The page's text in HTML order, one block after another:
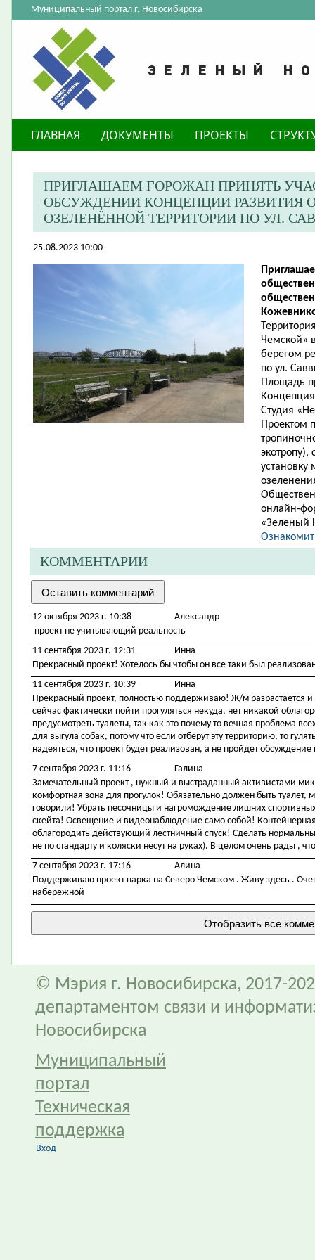
Муниципальный портал г. Новосибирска
ГЛАВНАЯ ДОКУМЕНТЫ ПРОЕКТЫ
ПРИГЛАШАЕМ ГОРОЖАН ПРИНЯТЬ
ОБСУЖДЕНИИ КОНЦЕПЦИИ РАЗВИТИЯ
ОЗЕЛЕНЁННОЙ ТЕРРИТОРИИ ПО УЛ.
25.08.2023 10:00
Чемской»
берегом
по ул.
Площадь
Студия
Проектом
экотропу),
онлайн-
«Зеленый
КОММЕНТАРИИ
12 октября 2023 г. 10:38
Александр
проект не учитывающий реальность
11 сентября 2023 г. 12:31
Инна
Прекрасный проект! Хотелось бы чтобы он все таки был
11 сентября 2023 г. 10:39
Инна
Прекрасный проект, полностью поддерживаю! Ж/м разрастается и
сейчас фактически пойти прогуляться некуда, нет никакой
предусмотреть туалеты, так как это почему то вечная проблема
для выгула собак, потому что если отберут эту территорию, то
надеяться, что проект будет реализован, а не пройдет
7 сентября 2023 г. 11:16
Галина
Замечательный проект , нужный и выстраданный активистами
комфортная зона для прогулок! Обязательно должен быть туалет,
говорили! Убрать песочницы и нагромождение лишних
скейта! Освещение и видеонаблюдение само собой!
облагородить действующий лестничный спуск! Сделать
не по стандарту и коляски несут на руках). В целом очень рады ,
7 сентября 2023 г. 17:16
Алина
Поддерживаю проект парка на Северо Чемском . Живу здесь .
набережной
© Мэрия г. Новосибирска, 2017-
департаментом связи и
Новосибирска
Муниципальный
портал
Техническая
поддержка
Вход